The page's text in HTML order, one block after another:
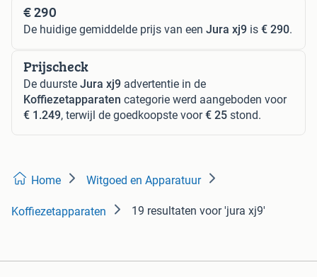
€ 290
De huidige gemiddelde prijs van een Jura xj9 is € 290.
Prijscheck
De duurste Jura xj9 advertentie in de
Koffiezetapparaten categorie werd aangeboden voor
€ 1.249, terwijl de goedkoopste voor€ 25 stond.
Home Witgoed en Apparatuur
Koffiezetapparaten 19 resultaten voor 'jura xj9'